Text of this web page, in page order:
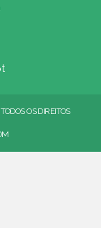
OS DIREITOS